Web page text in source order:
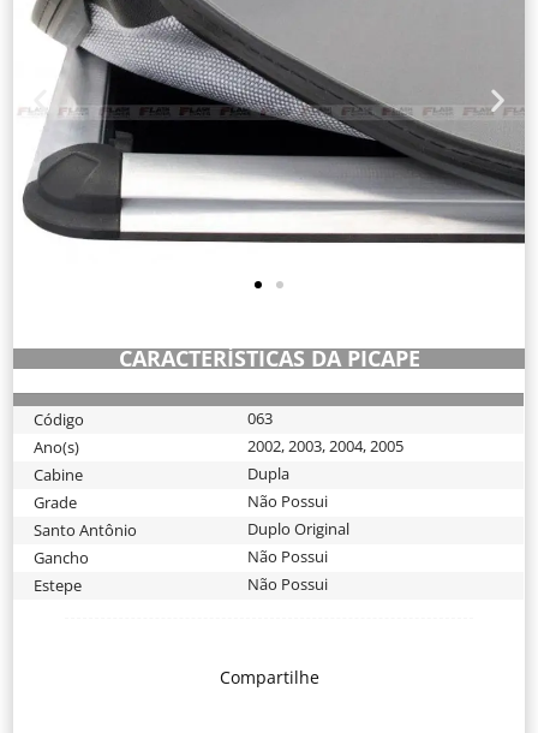
CARACTERÍSTICAS DA PICAPE
Código
063
Ano(s)
2002,2003,2004,2005
Cabine
Dupla
Grade
Não Possui
Santo Antônio
Duplo Original
Gancho
Não Possui
Estepe
Não Possui
Compartilhe